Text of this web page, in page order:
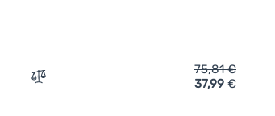
L' hinzufügen
Zum Vergleich 'Seitenplane Outwell
75,81€
37,99 €